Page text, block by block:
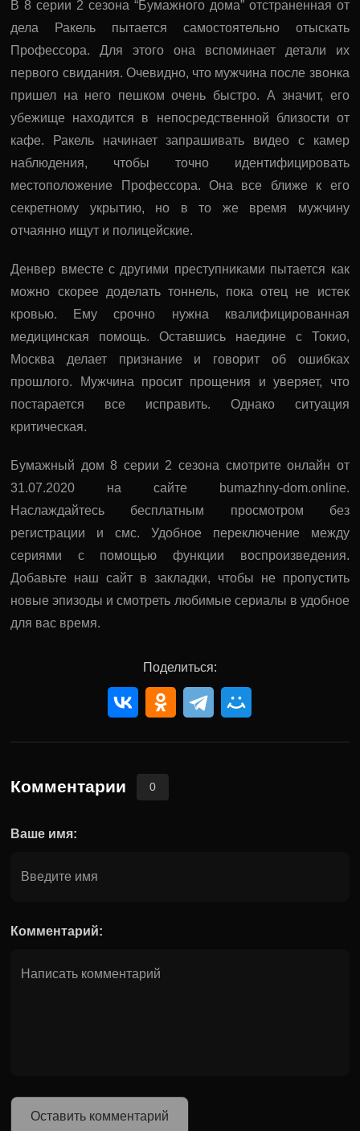
В 8 серии 2 сезона “Бумажного дома” отстраненная от
дела Ракель пытается самостоятельно отыскать
Профессора. Для этого она вспоминает детали их
первого свидания. Очевидно, что мужчина после звонка
пришел на него пешком очень быстро. А значит, его
убежище находится в непосредственной близости от
кафе. Ракель начинает запрашивать видео с камер
наблюдения, чтобы точно идентифицировать
местоположение Профессора. Она все ближе к его
секретному укрытию, но в то же время мужчину
отчаянно ищут и полицейские.
Денвер вместе с другими преступниками пытается как
можно скорее доделать тоннель, пока отец не истек
кровью. Ему срочно нужна квалифицированная
медицинская помощь. Оставшись наедине с Токио,
Москва делает признание и говорит об ошибках
прошлого. Мужчина просит прощения и уверяет, что
постарается все исправить. Однако ситуация
критическая.
Бумажный дом 8 серии 2 сезона смотрите онлайн от
31.07.2020 на сайте bumazhny-dom.online.
Наслаждайтесь бесплатным просмотром без
регистрации и смс. Удобное переключение между
сериями с помощью функции воспроизведения.
Добавьте наш сайт в закладки, чтобы не пропустить
новые эпизоды и смотреть любимые сериалы в удобное
для вас время.
Поделиться:
Комментарии 0
Ваше имя:
Комментарий:
Оставить комментарий